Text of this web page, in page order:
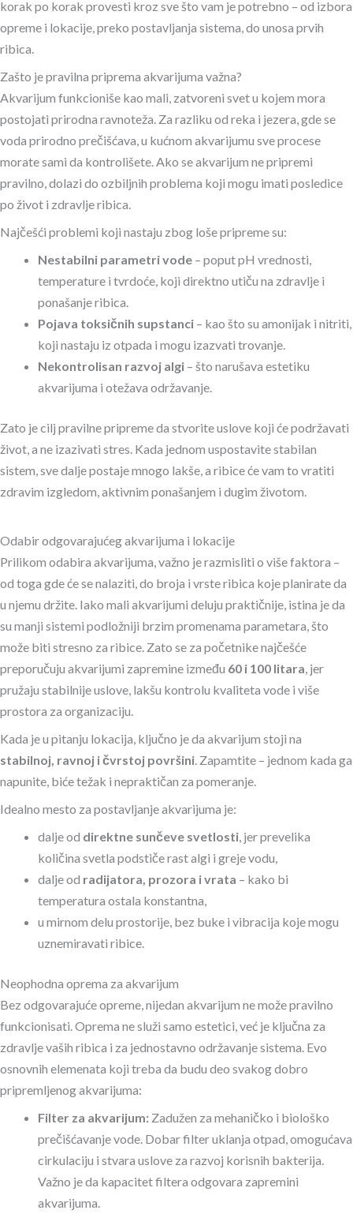
korak po korak provesti kroz sve što vam je potrebno – od izbora
opreme i lokacije, preko postavljanja sistema, do unosa prvih
ribica.
Zašto je pravilna priprema akvarijuma važna?
Akvarijum funkcioniše kao mali, zatvoreni svet u kojem mora
postojati prirodna ravnoteža. Za razliku od reka i jezera, gde se
voda prirodno prečišćava, u kućnom akvarijumu sve procese
morate sami da kontrolišete. Ako se akvarijum ne pripremi
pravilno, dolazi do ozbiljnih problema koji mogu imati posledice
po život i zdravlje ribica.
Najčešći problemi koji nastaju zbog loše pripreme su:
Nestabilni parametri vode – poput pH vrednosti,
temperature i tvrdoće, koji direktno utiču na zdravlje i
ponašanje ribica.
Pojava toksičnih supstanci – kao što su amonijak i nitriti,
koji nastaju iz otpada i mogu izazvati trovanje.
Nekontrolisan razvoj algi – što narušava estetiku
akvarijuma i otežava održavanje.
Zato je cilj pravilne pripreme da stvorite uslove koji će podržavati
život, a ne izazivati stres. Kada jednom uspostavite stabilan
sistem, sve dalje postaje mnogo lakše, a ribice će vam to vratiti
zdravim izgledom, aktivnim ponašanjem i dugim životom.
Odabir odgovarajućeg akvarijuma i lokacije
Prilikom odabira akvarijuma, važno je razmisliti o više faktora –
od toga gde će se nalaziti, do broja i vrste ribica koje planirate da
u njemu držite. Iako mali akvarijumi deluju praktičnije, istina je da
su manji sistemi podložniji brzim promenama parametara, što
može biti stresno za ribice. Zato se za početnike najčešće
preporučuju akvarijumi zapremine između 60 i 100 litara, jer
pružaju stabilnije uslove, lakšu kontrolu kvaliteta vode i više
prostora za organizaciju.
Kada je u pitanju lokacija, ključno je da akvarijum stoji na
stabilnoj, ravnoj i čvrstoj površini. Zapamtite – jednom kada ga
napunite, biće težak i nepraktičan za pomeranje.
Idealno mesto za postavljanje akvarijuma je:
dalje od direktne sunčeve svetlosti, jer prevelika
količina svetla podstiče rast algi i greje vodu,
dalje od radijatora, prozora i vrata – kako bi
temperatura ostala konstantna,
u mirnom delu prostorije, bez buke i vibracija koje mogu
uznemiravati ribice.
Neophodna oprema za akvarijum
Bez odgovarajuće opreme, nijedan akvarijum ne može pravilno
funkcionisati. Oprema ne služi samo estetici, već je ključna za
zdravlje vaših ribica i za jednostavno održavanje sistema. Evo
osnovnih elemenata koji treba da budu deo svakog dobro
pripremljenog akvarijuma:
Filter za akvarijum: Zadužen za mehaničko i biološko
prečišćavanje vode. Dobar filter uklanja otpad, omogućava
cirkulaciju i stvara uslove za razvoj korisnih bakterija.
Važno je da kapacitet filtera odgovara zapremini
akvarijuma.